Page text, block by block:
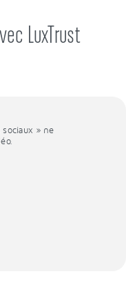
LuxTrust
» ne